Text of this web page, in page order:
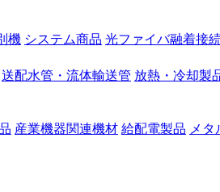
機 システム商品 光ファイバ融着接
送配水管・流体輸送管 放熱・冷却製
産業機器関連機材 給配電製品 メ